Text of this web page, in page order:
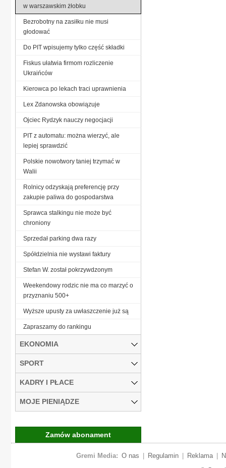
w warszawskim żłobku
Bezrobotny na zasiłku nie musi
głodować
Do PIT wpisujemy tylko część składki
Fiskus ułatwia firmom rozliczenie
Ukraińców
Kierowca po lekach traci uprawnienia
Lex Zdanowska obowiązuje
Ojciec Rydzyk nauczy negocjacji
PIT z automatu: można wierzyć, ale
lepiej sprawdzić
Polskie nowotwory taniej trzymać w
Walii
Rolnicy odzyskają preferencję przy
zakupie paliwa do gospodarstwa
Sprawca stalkingu nie może być
chroniony
Sprzedał parking dwa razy
Spółdzielnia nie wystawi faktury
Stefan W. został pokrzywdzonym
Weekendowy rodzic nie ma co marzyć o
przyznaniu 500+
Wyższe upusty za uwłaszczenie już są
Zapraszamy do rankingu
EKONOMIA
SPORT
KADRY I PŁACE
MOJE PIENIĄDZE
Zamów abonament
Gremi Media: O nas Regulamin Reklama